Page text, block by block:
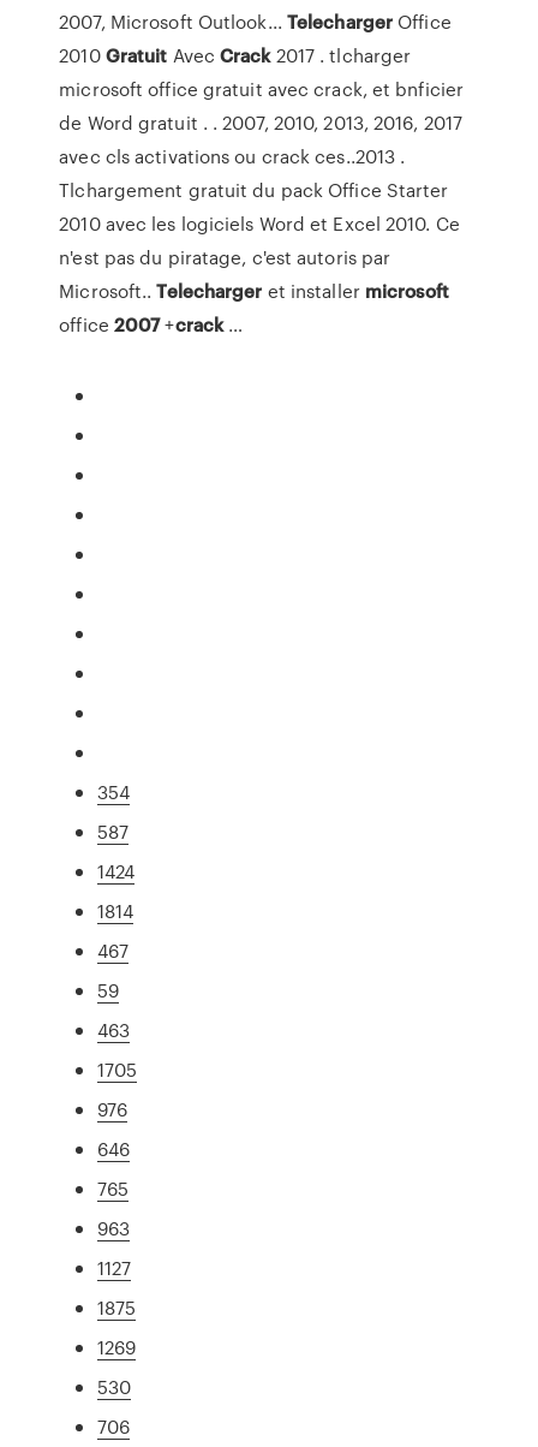
2007, Microsoft Outlook... Telecharger Office
2010Gratuit AvecCrack2017 . tlcharger
microsoft office gratuit avec crack, et bnficier
de Word gratuit . . 2007, 2010, 2013, 2016, 2017
avec cls activations ou crack ces..2013 .
Tlchargement gratuit du pack Office Starter
2010 avec les logiciels Word et Excel 2010. Ce
n'est pas du piratage, c'est autoris par
Microsoft..Telecharger et installer microsoft
office 2007+crack…
354
587
1424
1814
467
59
463
1705
976
646
765
963
1127
1875
1269
530
706